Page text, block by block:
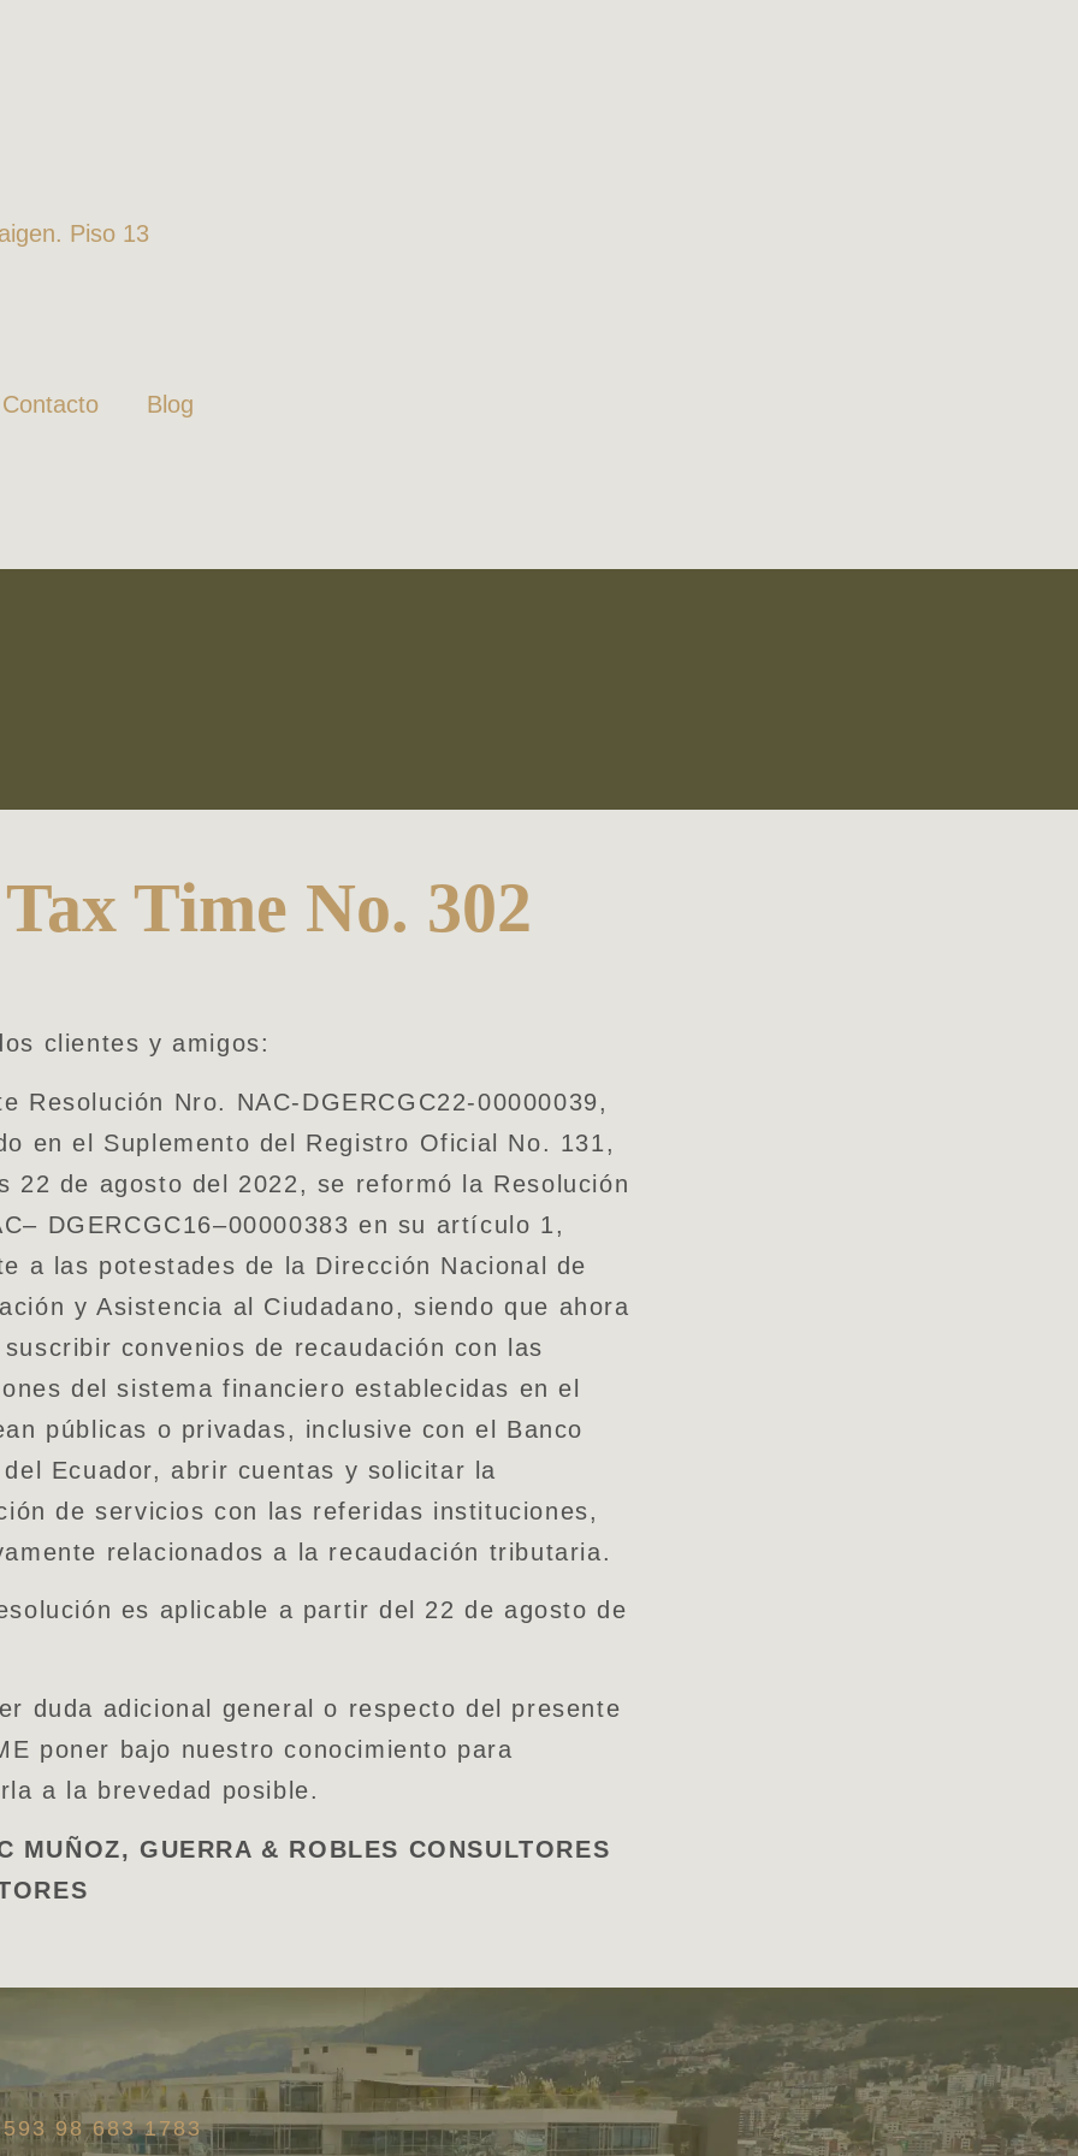
Piso 13
Contacto Blog
Tax Time No. 302
clientes y amigos:
Resolución Nro. NAC-DGERCGC22-00000039,
en el Suplemento del Registro Oficial No. 131,
22 de agosto del 2022, se reformó la Resolución
DGERCGC16–00000383 en su artículo 1,
a las potestades de la Dirección Nacional de
y Asistencia al Ciudadano, siendo que ahora
suscribir convenios de recaudación con las
del sistema financiero establecidas en el
públicas o privadas, inclusive con el Banco
del Ecuador, abrir cuentas y solicitar la
de servicios con las referidas instituciones,
relacionados a la recaudación tributaria.
es aplicable a partir del 22 de agosto de
duda adicional general o respecto del presente
poner bajo nuestro conocimiento para
a la brevedad posible.
MUÑOZ, GUERRA & ROBLES CONSULTORES
98 683 1783